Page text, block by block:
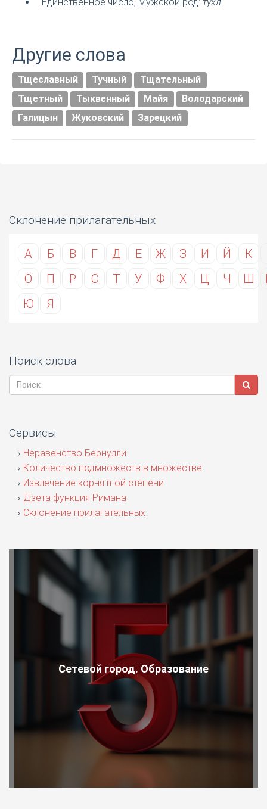
Другие слова
Тщеславный Тучный
Тщательный
Тщетный
Тыквенный Майя
Володарский
Галицын
Жуковский Зарецкий
Склонение прилагательных
А Б В Г Д Е Ж З И Й К
О
П Р С Т У Ф Х Ц Ч Ш
Ю
Я
Поиск слова
Сервисы
Неравенство Бернулли
Количество подмножеств в множестве
Извлечение корня n-ой степени
Дзета функция Римана
Склонение прилагательных
Сетевой город. Образование